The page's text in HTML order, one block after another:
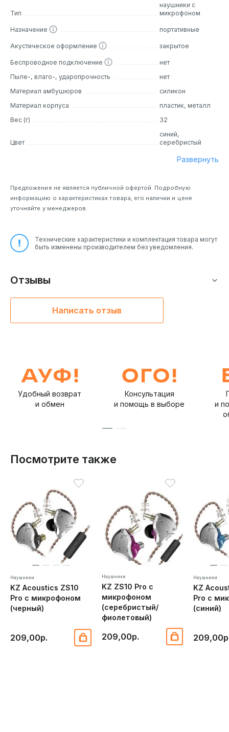
Тип
наушники с
микрофоном
Назначение портативные
Акустическое оформление закрытое
Беспроводное подключение
нет
Пыле-, влаго-, ударопрочность
нет
Материал амбушюров
силикон
Материал корпуса
пластик, металл
Вес (г)
32
Цвет
синий,
серебристый
Развернуть
Предложение не является публичной офертой. Подробную
информацию о характеристиках товара, его наличии и цене
уточняйте у менеджеров.
Технические характеристики и комплектация товара могут
быть изменены производителем без уведомления.
Отзывы
Написать отзыв
Удобный возврат
и обмен
Консультация
и помощь в выборе
и
Посмотрите также
Наушники
KZ Acoustics ZS10
Pro с микрофоном
(черный)
209,00р.
Наушники
KZ ZS10 Pro с
микрофоном
(серебристый/
фиолетовый)
209,00р.
Наушники
KZ
Pro с
(синий)